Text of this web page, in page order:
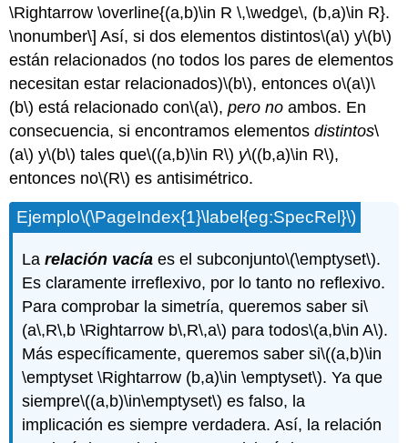
\Rightarrow \overline{(a,b)\in R \,\wedge\, (b,a)\in R}.
\nonumber\] Así, si dos elementos distintos\(a\) y\(b\)
están relacionados (no todos los pares de elementos
necesitan estar relacionados)\(b\), entonces o\(a\)\
(b\) está relacionado con\(a\),pero noambos. En
consecuencia, si encontramos elementosdistintos\
(a\) y\(b\) tales que\((a,b)\in R\) y\((b,a)\in R\),
entonces no\(R\) es antisimétrico.
Ejemplo\(\PageIndex{1}\label{eg:SpecRel}\)
Larelación vacía es el subconjunto\(\emptyset\).
Es claramente irreflexivo, por lo tanto no reflexivo.
Para comprobar la simetría, queremos saber si\
(a\,R\,b \Rightarrow b\,R\,a\) para todos\(a,b\in A\).
Más específicamente, queremos saber si\((a,b)\in
\emptyset \Rightarrow (b,a)\in \emptyset\). Ya que
siempre\((a,b)\in\emptyset\) es falso, la
implicación es siempre verdadera. Así, la relación